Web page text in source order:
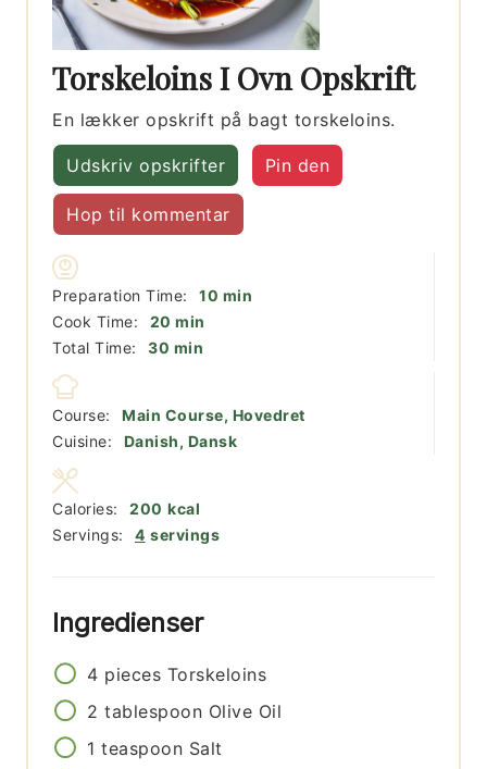
Torskeloins I Ovn Opskrift
En lækker opskrift på bagt torskeloins.
Udskriv opskrifter Pin den
Hop til kommentar
Preparation Time: 10 minutter
min
Cook Time:
20 minutter
min
Total Time:
30 minutter
min
Course:
Main Course, Hovedret
Cuisine:
Danish, Dansk
Servings: 4 servings
Calories: 200 kcal
Ingredienser
4 pieces Torskeloins
2 tablespoon Olive Oil
1 teaspoon Salt